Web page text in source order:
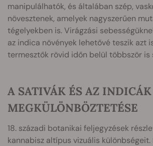
manipulálhatók, és általában szép,
növesztenek, amelyek nagyszerűen
tégelyekben is. Virágzási
az indica növények lehetővé teszik azt
termesztők rövid időn belül többször is
A SATIVÁK ÉS AZ INDICÁK
MEGKÜLÖNBÖZTETÉSE
18. századi botanikai feljegyzések
kannabisz altípus vizuális különbségeit.